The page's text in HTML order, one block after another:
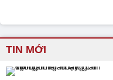
TIN MỚI